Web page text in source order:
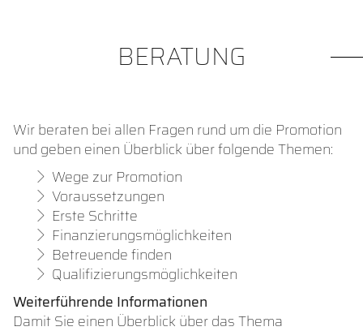
BERATUNG
Wir beraten bei allen Fragen rund um die Promotion
und geben einen Überblick über folgende Themen:
Wege zur Promotion
Voraussetzungen
Erste Schritte
Finanzierungsmöglichkeiten
Betreuende finden
Qualifizierungsmöglichkeiten
Weiterführende Informationen
Damit Sie einen Überblick über das Thema